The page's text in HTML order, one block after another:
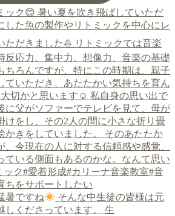
暑ですね
そんな中生徒の皆様は元
しくださっています。 生